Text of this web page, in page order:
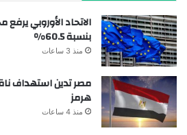
الاتحاد الأوروبي
بنسبة 60.5%
منذ 3 ساعات
مصر تدين استهداف
هرمز
منذ 4 ساعات